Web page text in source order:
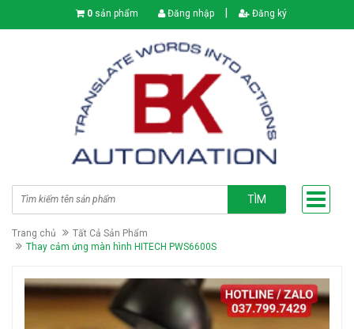
0 sản phẩm Đăng nhập Đăng ký
TÌM
Trang chủ
Tất Cả Sản Phẩm
Thay cảm ứng màn hình HITECH PWS6600S